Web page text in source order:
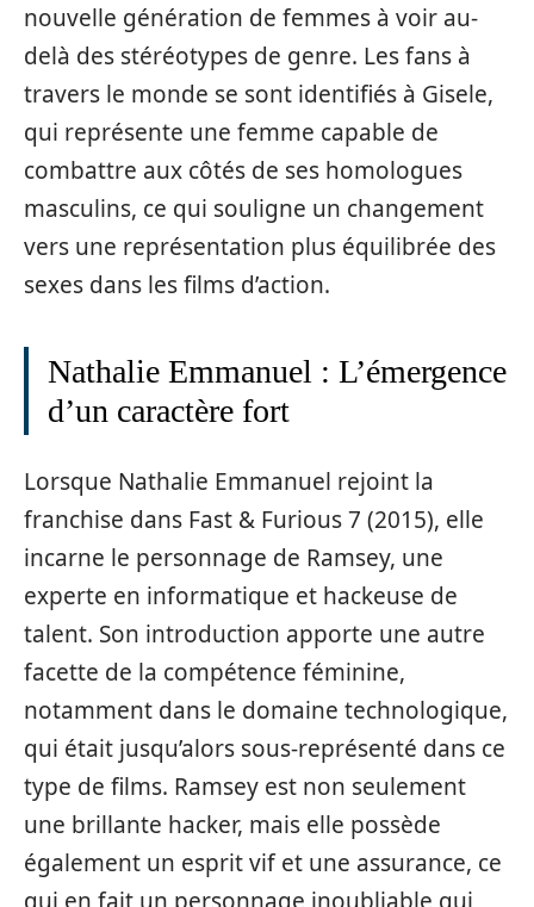
nouvelle génération de femmes à voir au-
delà des stéréotypes de genre. Les fans à
travers le monde se sont identifiés à Gisele,
qui représente une femme capable de
combattre aux côtés de ses homologues
masculins, ce qui souligne un changement
vers une représentation plus équilibrée des
sexes dans les films d’action.
Nathalie Emmanuel : L’émergence
d’un caractère fort
Lorsque Nathalie Emmanuel rejoint la
franchise dans Fast & Furious 7 (2015), elle
incarne le personnage de Ramsey, une
experte en informatique et hackeuse de
talent. Son introduction apporte une autre
facette de la compétence féminine,
notamment dans le domaine technologique,
qui était jusqu’alors sous-représenté dans ce
type de films. Ramsey est non seulement
une brillante hacker, mais elle possède
également un esprit vif et une assurance, ce